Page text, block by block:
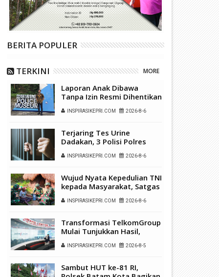
BERITA POPULER
TERKINI MORE
Laporan Anak Dibawa
Tanpa Izin Resmi Dihentikan
Sengketa Hak Asuh
INSPIRASIKEPRI.COM 2026-8-6
Terjaring Tes Urine
Dadakan, 3 Polisi Polres
SabuINSPIRASIKEPRI.COM 2026-8-6
Wujud Nyata Kepedulian TNI
kepada Masyarakat, Satgas
Pengobatan Keliling di
INSPIRASIKEPRI.COM 2026-8-6
Transformasi TelkomGroup
Mulai Tunjukkan Hasil,
Positif Perkuat
Nasional
INSPIRASIKEPRI.COM 2026-8-5
Sambut HUT ke-81 RI,